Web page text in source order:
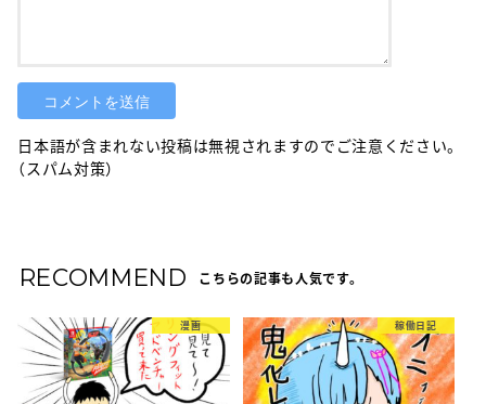
日本語が含まれない投稿は無視されますのでご注意ください。
（スパム対策）
RECOMMEND こちらの記事も人気です。
漫画 稼働日記